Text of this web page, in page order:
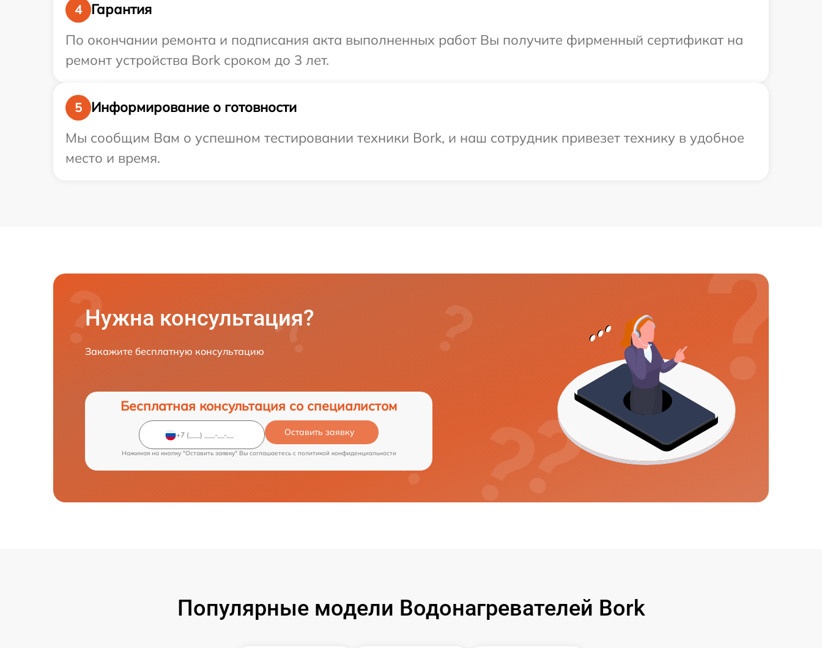
4
Гарантия
По окончании ремонта и подписания акта выполненных работ Вы получите фирменный сертификат на
ремонт устройства Bork сроком до 3 лет.
5
Информирование о готовности
Мы сообщим Вам о успешном тестировании техники Bork, и наш сотрудник привезет технику в удобное
место и время.
Нужна консультация?
Закажите бесплатную консультацию
Бесплатная консультация со специалистом
Оставить заявку
Нажимая на кнопку "Оставить заявку" Вы соглашаетесь c политикой конфиденциальности
Популярные модели Водонагревателей Bork